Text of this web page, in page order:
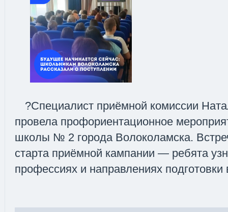
?Специалист приёмной комиссии
провела профориентационное
школы № 2 города Волоколамска.
старта приёмной кампании — ребята
профессиях и направлениях